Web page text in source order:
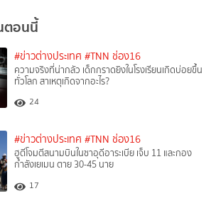
ตอนนี้
#ข่าวต่างประเทศ #TNN ช่อง16
ความจริงที่น่ากลัว เด็กกราดยิงในโรงเรียนเกิดบ่อยขึ้น
ทั่วโลก สาเหตุเกิดจากอะไร?
24
#ข่าวต่างประเทศ #TNN ช่อง16
ฮูตีโจมตีสนามบินในซาอุดีอาระเบีย เจ็บ 11 และกอง
กำลังเยเมน ตาย 30-45 นาย
17